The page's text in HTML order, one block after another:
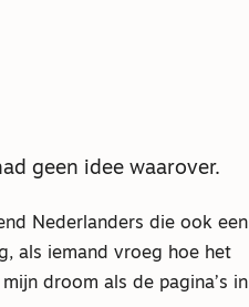
geen idee waarover.
Nederlanders die ook een
als iemand vroeg hoe het
droom als de pagina’s in